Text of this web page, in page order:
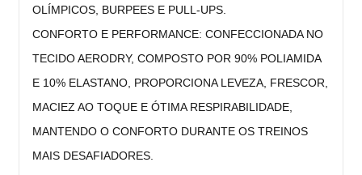
OLÍMPICOS, BURPEES E PULL-UPS.
CONFORTO E PERFORMANCE: CONFECCIONADA NO
TECIDO AERODRY, COMPOSTO POR 90% POLIAMIDA
E 10% ELASTANO, PROPORCIONA LEVEZA, FRESCOR,
MACIEZ AO TOQUE E ÓTIMA RESPIRABILIDADE,
MANTENDO O CONFORTO DURANTE OS TREINOS
MAIS DESAFIADORES.